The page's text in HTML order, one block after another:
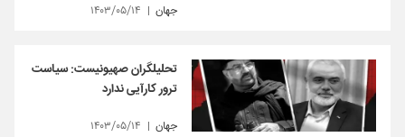
جهان ۱۴۰۳/۰۵/۱۴
تحلیلگران صهیونیست: سیاست
ترور کارآیی ندارد
جهان ۱۴۰۳/۰۵/۱۴